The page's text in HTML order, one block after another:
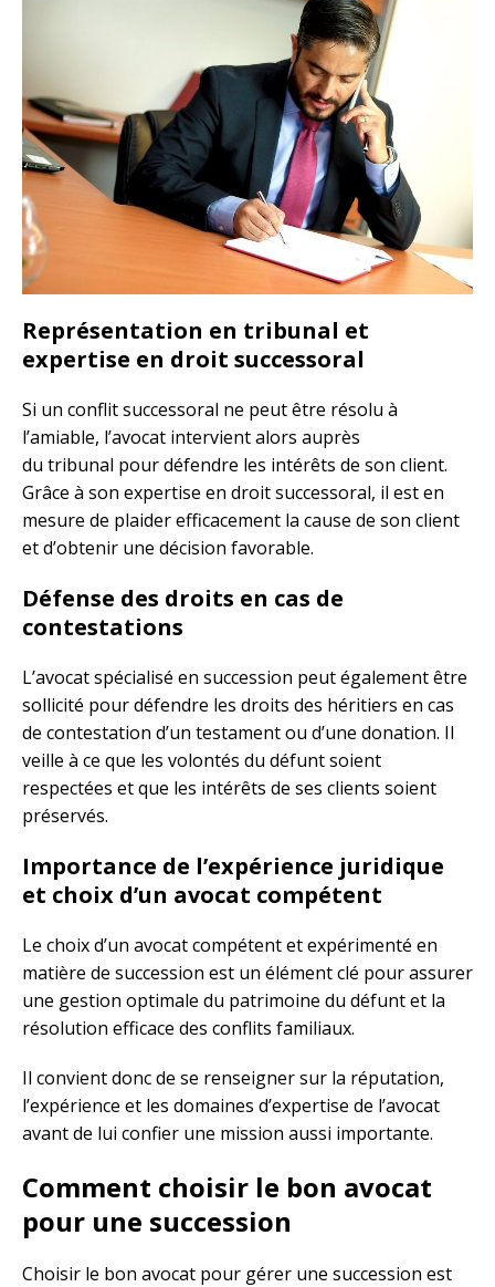
Représentation en tribunal et
expertise en droit successoral
Si un conflit successoral ne peut être résolu à
l’amiable, l’avocat intervient alors auprès
du tribunal pour défendre les intérêts de son client.
Grâce à son expertise en droit successoral, il est en
mesure de plaider efficacement la cause de son client
et d’obtenir une décision favorable.
Défense des droits en cas de
contestations
L’avocat spécialisé en succession peut également être
sollicité pour défendre les droits des héritiers en cas
de contestation d’un testament ou d’une donation. Il
veille à ce que les volontés du défunt soient
respectées et que les intérêts de ses clients soient
préservés.
Importance de l’expérience juridique
et choix d’un avocat compétent
Le choix d’un avocat compétent et expérimenté en
matière de succession est un élément clé pour assurer
une gestion optimale du patrimoine du défunt et la
résolution efficace des conflits familiaux.
Il convient donc de se renseigner sur la réputation,
l’expérience et les domaines d’expertise de l’avocat
avant de lui confier une mission aussi importante.
Comment choisir le bon avocat
pour une succession
Choisir le bon avocat pour gérer une succession est